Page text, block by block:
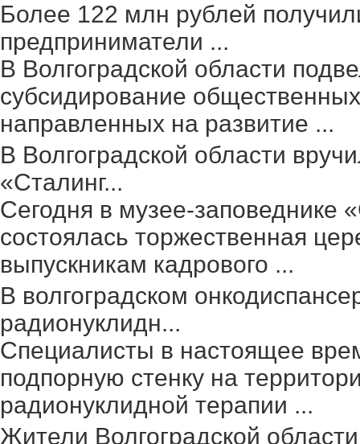
Более 122 млн рублей
предприниматели ...
В Волгоградской области
субсидирование
направленных на развитие ...
В Волгоградской области
«Сталинг...
Сегодня в музее-заповеднике
состоялась торжественная
выпускникам кадрового ...
В волгоградском
радионуклидн...
Специалисты в настоящее
подпорную стенку на
радионуклидной терапии ...
Жители Волгоградской